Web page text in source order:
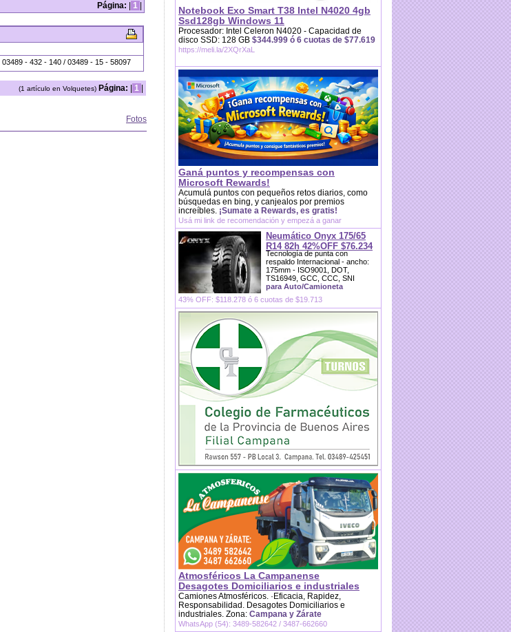
Página:
1
03489 - 432 - 140 / 03489 - 15 - 58097
(1 artículo en Volquetes) Página: 1
Fotos
Notebook Exo Smart T38 Intel N4020 4gb
Ssd128gb Windows 11
Procesador: Intel Celeron N4020 - Capacidad de
disco SSD: 128 GB $344.999 ó 6 cuotas de $77.619
https://meli.la/2XQrXaL
Ganá puntos y recompensas con
Microsoft Rewards!
Acumulá puntos con pequeños retos diarios, como
búsquedas en bing, y canjealos por premios
increíbles. ¡Sumate a Rewards, es gratis!
Usá mi link de recomendación y empezá a ganar
Neumático Onyx 175/65
R14 82h 42%OFF $76.234
Tecnología de punta con
respaldo Internacional - ancho:
175mm - ISO9001, DOT,
TS16949, GCC, CCC, SNI
para Auto/Camioneta
43% OFF: $118.278 ó 6 cuotas de $19.713
Atmosféricos La Campanense
Desagotes Domiciliarios e industriales
Camiones Atmosféricos. ·Eficacia, Rapidez,
Responsabilidad. Desagotes Domiciliarios e
industriales. Zona: Campana y Zárate
WhatsApp (54): 3489-582642 / 3487-662660